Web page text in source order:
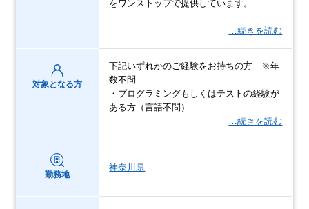
をワンストップで提供しています。
…続きを読む
対象となる方
下記いずれかのご経験をお持ちの方 ※年
数不問
・プログラミングもしくはテストの経験が
ある方（言語不問）
…続きを読む
勤務地
神奈川県